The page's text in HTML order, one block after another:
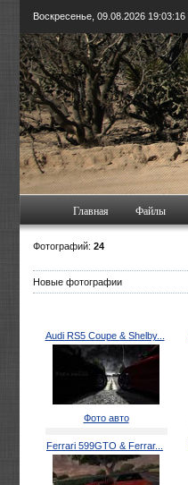
Воскресенье, 09.08.2026 19:03:16
Главная Файлы
Фотографий: 24
Новые фотографии
Audi RS5 Coupe & Shelby...
Фото авто
Ferrari 599GTO & Ferrar...